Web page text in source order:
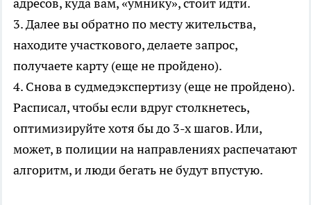
адресов, куда вам, «умнику», стоит идти.
3. Далее вы обратно по месту жительства,
находите участкового, делаете запрос,
получаете карту (еще не пройдено).
4. Снова в судмедэкспертизу (еще не пройдено).
Расписал, чтобы если вдруг столкнетесь,
оптимизируйте хотя бы до 3-х шагов. Или,
может, в полиции на направлениях распечатают
алгоритм, и люди бегать не будут впустую.